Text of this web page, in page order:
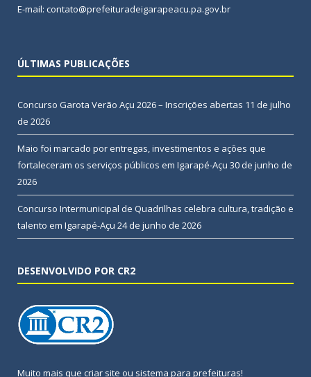
E-mail: contato@prefeituradeigarapeacu.pa.gov.br
ÚLTIMAS PUBLICAÇÕES
Concurso Garota Verão Açu 2026 – Inscrições abertas 11 de julho
de 2026
Maio foi marcado por entregas, investimentos e ações que
fortaleceram os serviços públicos em Igarapé-Açu 30 de junho de
2026
Concurso Intermunicipal de Quadrilhas celebra cultura, tradição e
talento em Igarapé-Açu 24 de junho de 2026
DESENVOLVIDO POR CR2
Muito mais que criar site ou sistema para prefeituras!